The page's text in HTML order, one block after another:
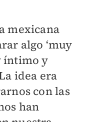
mexicana
algo ‘muy
íntimo y
idea era
con las
han